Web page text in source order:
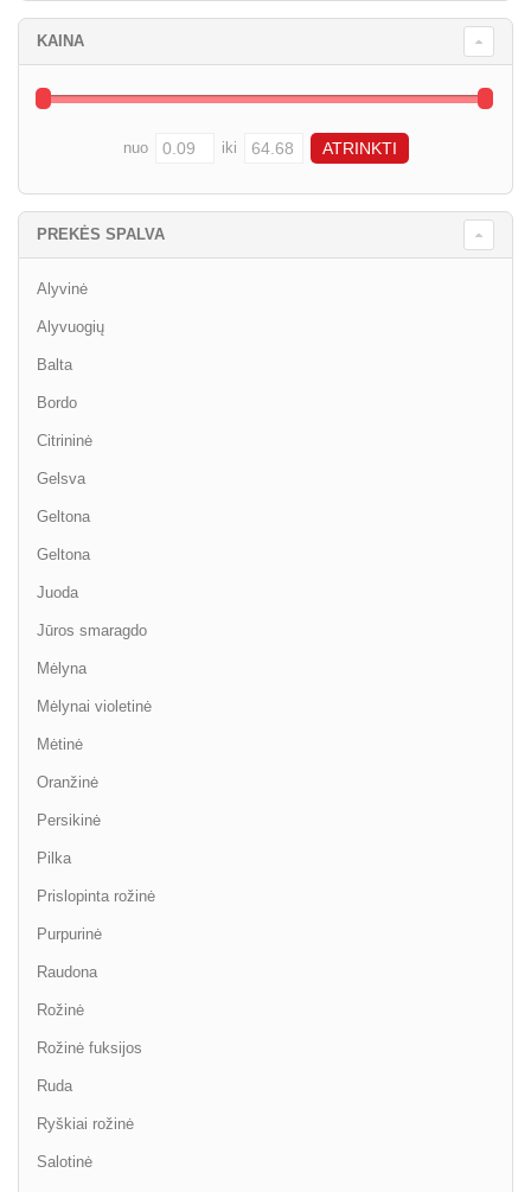
KAINA
nuo iki
PREKĖS SPALVA
Alyvinė
Alyvuogių
Balta
Bordo
Citrininė
Gelsva
Geltona
Geltona
Juoda
Jūros smaragdo
Mėlyna
Mėlynai violetinė
Mėtinė
Oranžinė
Persikinė
Pilka
Prislopinta rožinė
Purpurinė
Raudona
Rožinė
Rožinė fuksijos
Ruda
Ryškiai rožinė
Salotinė